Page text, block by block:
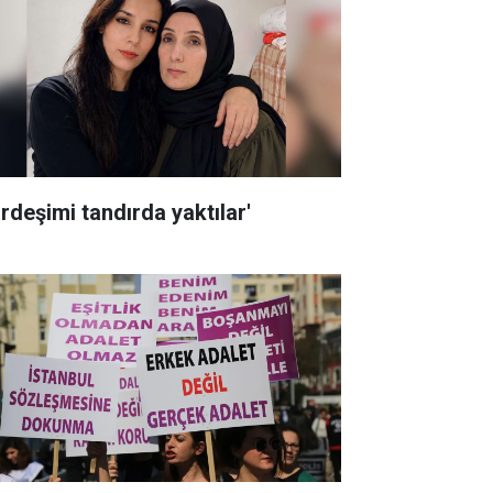
tandırda yaktılar'